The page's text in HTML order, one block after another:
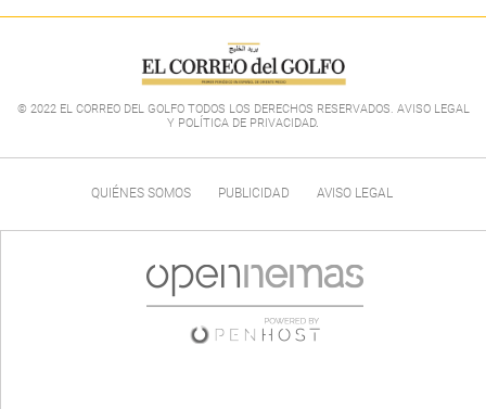
© 2022 EL CORREO DEL GOLFO TODOS LOS DERECHOS RESERVADOS. AVISO LEGAL
Y POLÍTICA DE PRIVACIDAD.
QUIÉNES SOMOS PUBLICIDAD AVISO LEGAL